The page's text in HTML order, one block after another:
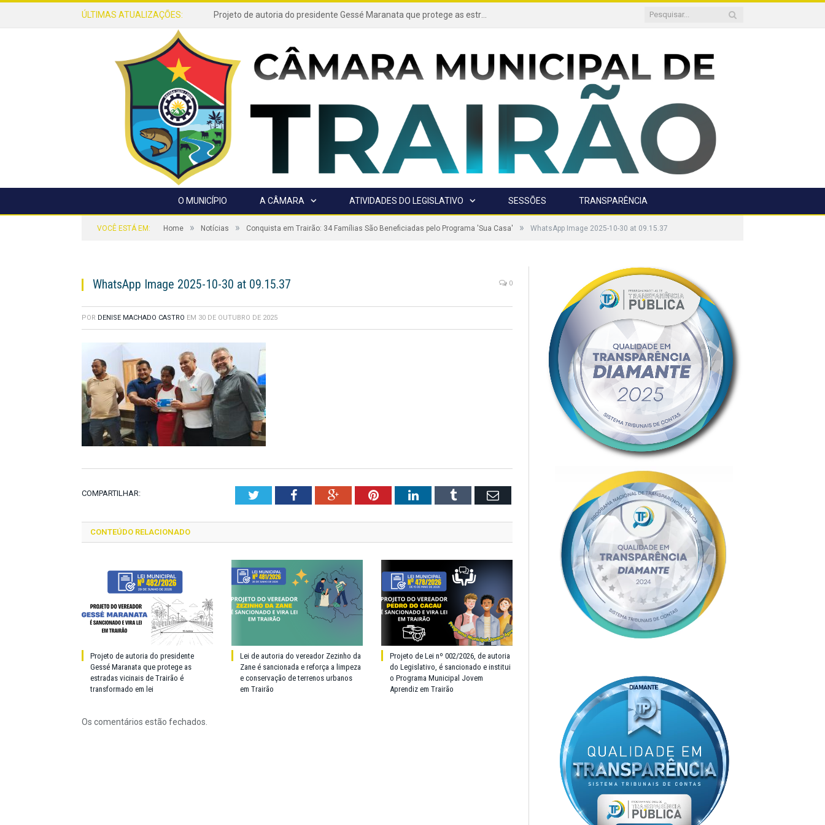
ÚLTIMAS ATUALIZAÇÕES: Projeto de autoria do presidente Gessé Maranata que protege as estradas vicinais de Trairão é transformado em lei
O MUNICÍPIO A CÂMARA ATIVIDADES DO LEGISLATIVO SESSÕES TRANSPARÊNCIA
VOCÊ ESTÁ EM: Home » Notícias » Conquista em Trairão: 34 Famílias São Beneficiadas pelo Programa 'Sua Casa' » WhatsApp Image 2025-10-30 at 09.15.37
WhatsApp Image 2025-10-30 at 09.15.37 0
POR DENISE MACHADO CASTRO EM 30 DE OUTUBRO DE 2025
COMPARTILHAR: TwitterFacebookGoogle+PinterestLinkedInTumblr Email
CONTEÚDO RELACIONADO
Projeto de autoria do presidente
Gessé Maranata que protege as
estradas vicinais de Trairão é
transformado em lei
Lei de autoria do vereador Zezinho da
Zane é sancionada e reforça a limpeza
e conservação de terrenos urbanos
em Trairão
Projeto de Lei nº 002/2026, de autoria
do Legislativo, é sancionado e institui
o Programa Municipal Jovem
Aprendiz em Trairão
Os comentários estão fechados.